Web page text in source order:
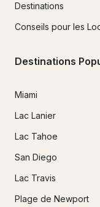
Destinations
Conseils pour les
Destinations
Miami
Lac Lanier
Lac Tahoe
San Diego
Lac Travis
Plage de Newport